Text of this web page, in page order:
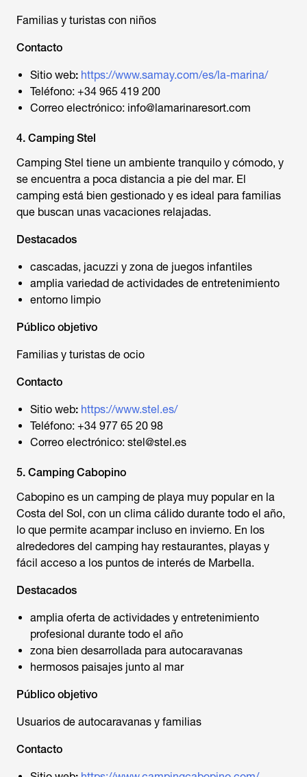
Familias y turistas con niños
Contacto
Sitio web: https://www.samay.com/es/la-marina/
Teléfono: +34 965 419 200
Correo electrónico: info@lamarinaresort.com
4. Camping Stel
Camping Stel tiene un ambiente tranquilo y cómodo, y
se encuentra a poca distancia a pie del mar. El
camping está bien gestionado y es ideal para familias
que buscan unas vacaciones relajadas.
Destacados
cascadas, jacuzzi y zona de juegos infantiles
amplia variedad de actividades de entretenimiento
entorno limpio
Público objetivo
Familias y turistas de ocio
Contacto
Sitio web: https://www.stel.es/
Teléfono: +34 977 65 20 98
Correo electrónico: stel@stel.es
5. Camping Cabopino
Cabopino es un camping de playa muy popular en la
Costa del Sol, con un clima cálido durante todo el año,
lo que permite acampar incluso en invierno. En los
alrededores del camping hay restaurantes, playas y
fácil acceso a los puntos de interés de Marbella.
Destacados
amplia oferta de actividades y entretenimiento
profesional durante todo el año
zona bien desarrollada para autocaravanas
hermosos paisajes junto al mar
Público objetivo
Usuarios de autocaravanas y familias
Contacto